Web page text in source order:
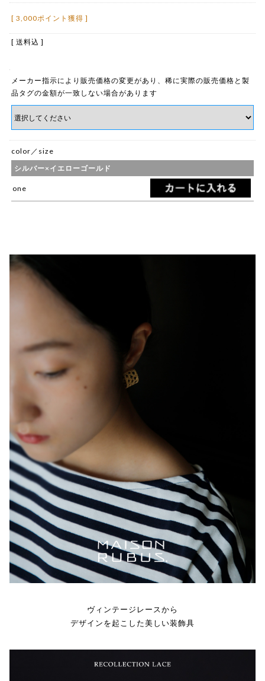
[ 3,000ポイント獲得 ]
[ 送料込 ]
メーカー指示により販売価格の変更があり、稀に実際の販売価格と製
品タグの金額が一致しない場合があります
color／size
シルバー×イエローゴールド
one
ヴィンテージレースから
デザインを起こした美しい装飾具